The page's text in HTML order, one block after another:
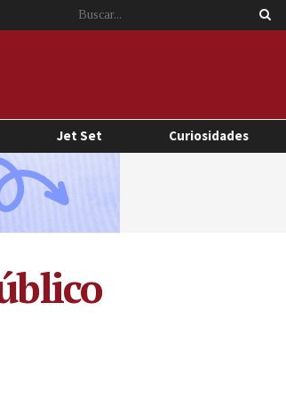
Jet Set Curiosidades